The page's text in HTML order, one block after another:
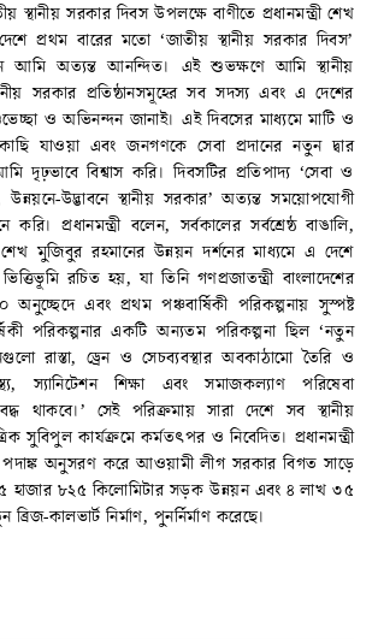
স্থানীয় সরকার দিবস উপলক্ষে বাণীতে প্রধানমন্ত্রী শেখ
প্রথম বারের মতো ‘জাতীয় স্থানীয় সরকার দিবস’
আমি অত্যন্ত আনন্দিত। এই শুভক্ষণে আমি স্থানীয়
সরকার প্রতিষ্ঠানসমূহের সব সদস্য এবং এ দেশের
ও অভিনন্দন জানাই। এই দিবসের মাধ্যমে মাটি ও
যাওয়া এবং জনগণকে সেবা প্রদানের নতুন দ্বার
দৃঢ়ভাবে বিশ্বাস করি। দিবসটির প্রতিপাদ্য ‘সেবা ও
উদ্ভাবনে স্থানীয় সরকার’ অত্যন্ত সময়োপযোগী
প্রধানমন্ত্রী বলেন, সর্বকালের সর্বশ্রেষ্ঠ বাঙালি,
মুজিবুর রহমানের উন্নয়ন দর্শনের মাধ্যমে এ দেশে
রচিত হয়, যা তিনি গণপ্রজাতন্ত্রী বাংলাদেশের
এবং প্রথম পঞ্চবার্ষিকী পরিকল্পনায় সুস্পষ্ট
পরিকল্পনার একটি অন্যতম পরিকল্পনা ছিল ‘নতুন
রাস্তা, ড্রেন ও সেচব্যবস্থার অবকাঠামো তৈরি ও
স্যানিটেশন শিক্ষা এবং সমাজকল্যাণ পরিষেবা
থাকবে।’ সেই পরিক্রমায় সারা দেশে সব স্থানীয়
সুবিপুল কার্যক্রমে কর্মতৎপর ও নিবেদিত। প্রধানমন্ত্রী
অনুসরণ করে আওয়ামী লীগ সরকার বিগত সাড়ে
হাজার ৮২৫ কিলোমিটার সড়ক উন্নয়ন এবং ৪ লাখ ৩৫
কালভার্ট নির্মাণ, পুনর্নির্মাণ করেছে।